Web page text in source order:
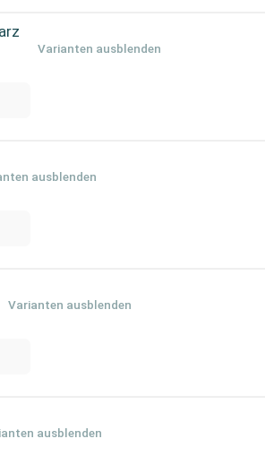
Varianten ausblenden
ausblenden
Varianten ausblenden
ausblenden